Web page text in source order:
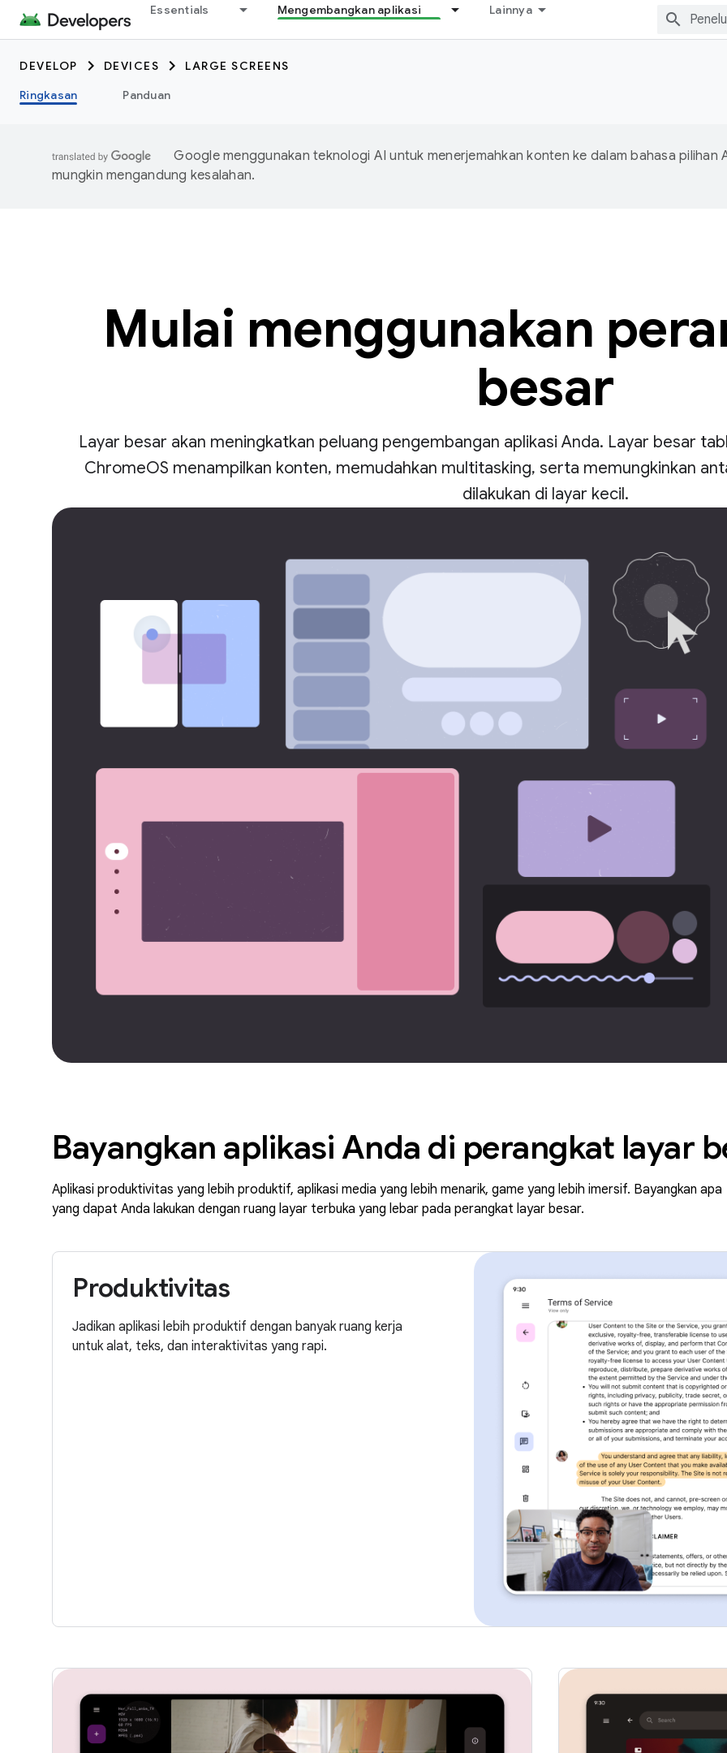
Essentials Mengembangkan aplikasi Lainnya
DEVELOP DEVICES
LARGE SCREENS
Ringkasan
Panduan
Google menggunakan teknologi AI untuk menerjemahkan konten ke dalam bahasa pilihan
mungkin mengandung kesalahan.
Mulai menggunakan
besar
Layar besar akan meningkatkan peluang pengembangan aplikasi Anda. Layar besar
ChromeOS menampilkan konten, memudahkan multitasking, serta memungkinkan
dilakukan di layar kecil.
Bayangkan aplikasi Anda di perangkat layar
Aplikasi produktivitas yang lebih produktif, aplikasi media yang lebih menarik, game yang lebih imersif. Bayangkan apa
yang dapat Anda lakukan dengan ruang layar terbuka yang lebar pada perangkat layar besar.
Produktivitas
Jadikan aplikasi lebih produktif dengan banyak ruang kerja
untuk alat, teks, dan interaktivitas yang rapi.